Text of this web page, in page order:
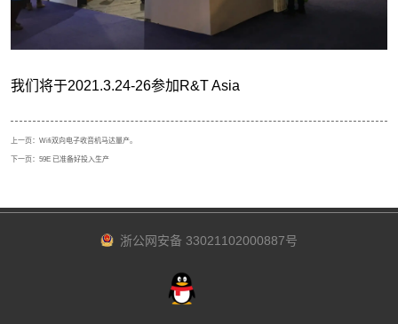
上一页：Wifi双向电子收音机马达量产。
下一页：59E 已准备好投入生产
浙公网安备 33021102000887号